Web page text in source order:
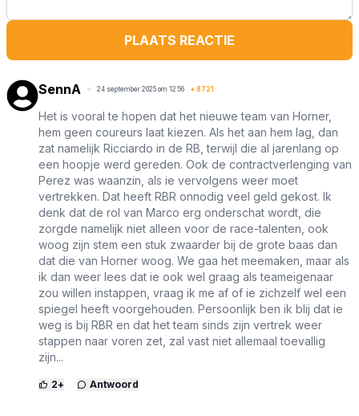
PLAATS REACTIE
SennA 24 september 2025 om 12:56 + 8721
Het is vooral te hopen dat het nieuwe team van Horner,
hem geen coureurs laat kiezen. Als het aan hem lag, dan
zat namelijk Ricciardo in de RB, terwijl die al jarenlang op
een hoopje werd gereden. Ook de contractverlenging van
Perez was waanzin, als ie vervolgens weer moet
vertrekken. Dat heeft RBR onnodig veel geld gekost. Ik
denk dat de rol van Marco erg onderschat wordt, die
zorgde namelijk niet alleen voor de race-talenten, ook
woog zijn stem een stuk zwaarder bij de grote baas dan
dat die van Horner woog. We gaa het meemaken, maar als
ik dan weer lees dat ie ook wel graag als teameigenaar
zou willen instappen, vraag ik me af of ie zichzelf wel een
spiegel heeft voorgehouden. Persoonlijk ben ik blij dat ie
weg is bij RBR en dat het team sinds zijn vertrek weer
stappen naar voren zet, zal vast niet allemaal toevallig
zijn...
2+ Antwoord